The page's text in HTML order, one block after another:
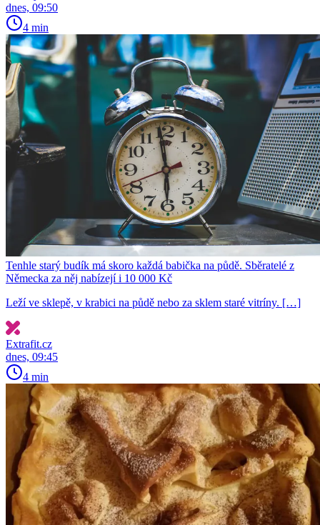
dnes, 09:50
4 min
Tenhle starý budík má skoro každá babička na půdě. Sběratelé z
Německa za něj nabízejí i 10 000 Kč
Leží ve sklepě, v krabici na půdě nebo za sklem staré vitríny. […]
Extrafit.cz
dnes, 09:45
4 min